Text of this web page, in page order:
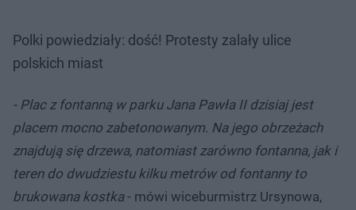
Polki powiedziały: dość! Protesty zalały ulice
polskich miast
- Plac z fontanną w parku Jana Pawła II dzisiaj jest
placem mocno zabetonowanym. Na jego obrzeżach
znajdują się drzewa, natomiast zarówno fontanna, jak i
teren do dwudziestu kilku metrów od fontanny to
brukowana kostka- mówi wiceburmistrz Ursynowa,